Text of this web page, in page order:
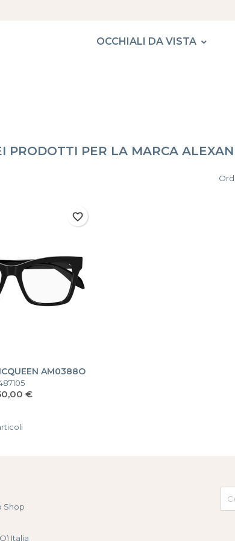
OCCHIALI DA VISTA
PRODOTTI PER LA MARCA
AM0388O
€
favorite_border
Shop
Italia